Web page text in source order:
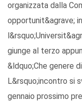
organizzata dalla
opportunit&agrave;
giunge al terzo
&ldquo;Che genere
L&rsquo;incontro si
gennaio prossimo